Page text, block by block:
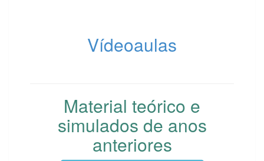
Vídeoaulas
Material teórico e
simulados de anos
anteriores